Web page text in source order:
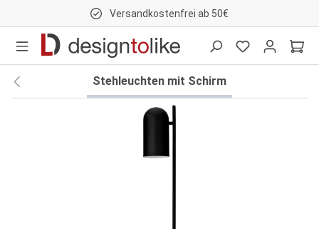
Versandkostenfrei ab 50€
Stehleuchten mit Schirm